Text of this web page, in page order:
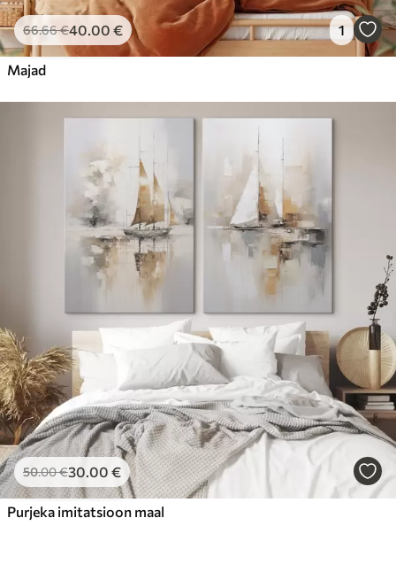
66.66€40.00 € 1
Majad
50.00€30.00 €
Purjeka imitatsioon maal